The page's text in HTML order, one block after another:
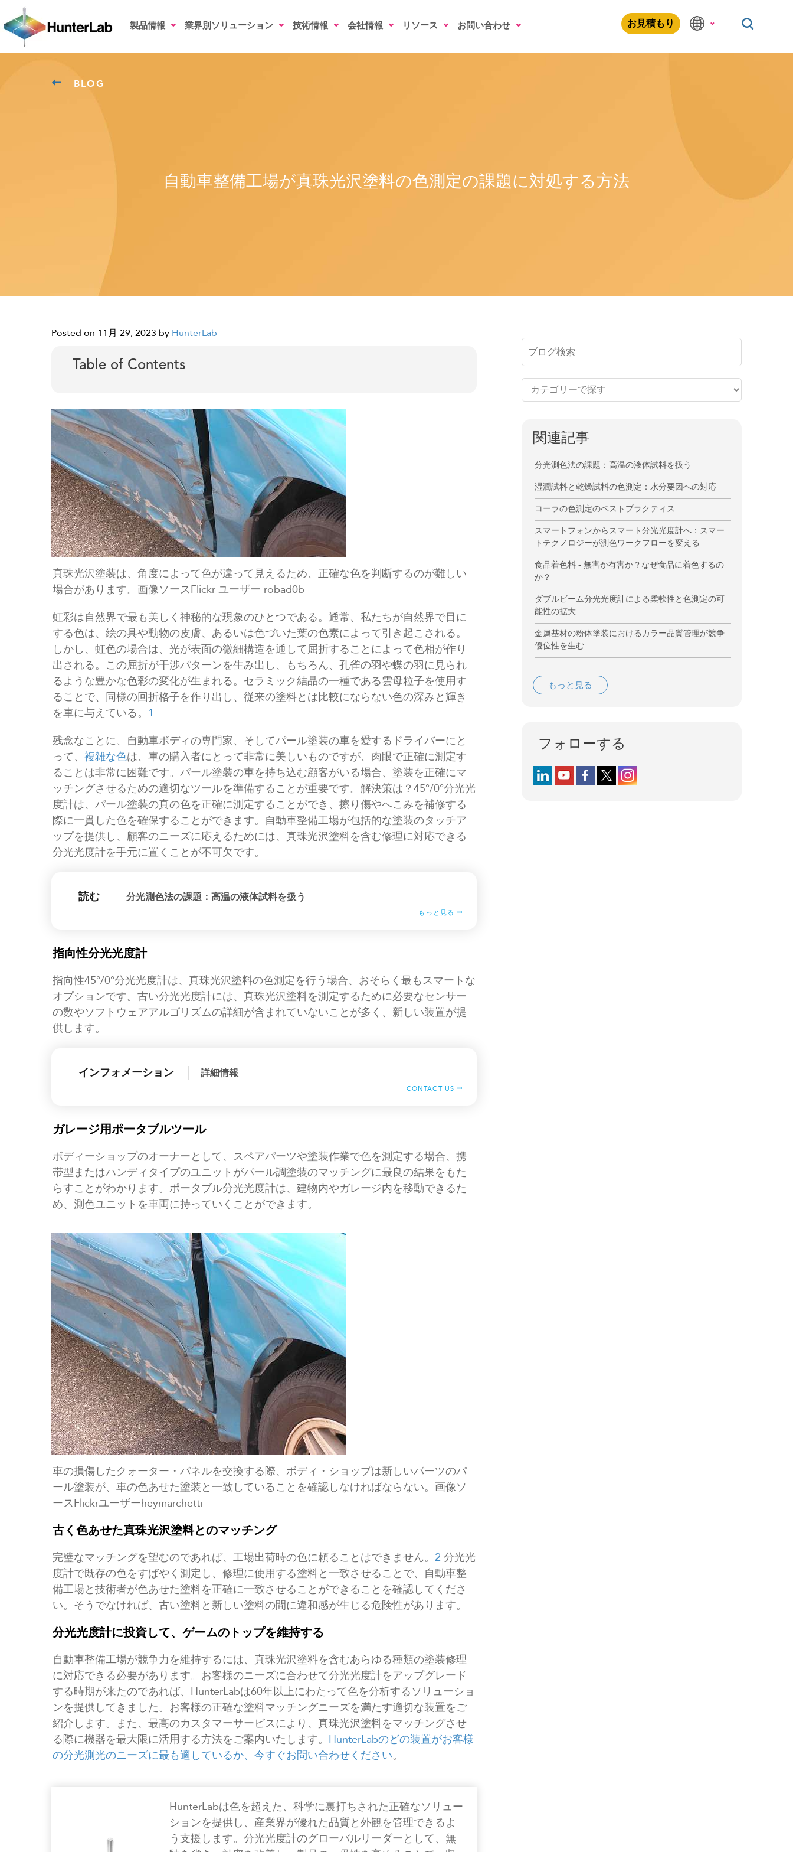
製品情報 業界別ソリューション 技術情報 会社情報 リソース お問い合わせ お見積もり
BLOG
自動車整備工場が真珠光沢塗料の色測定の課題に対処する方法
Posted on 11月 29, 2023 by HunterLab
Table of Contents
真珠光沢塗装は、角度によって色が違って見えるため、正確な色を判断するのが難しい
場合があります。画像ソースFlickr ユーザー robad0b
虹彩は自然界で最も美しく神秘的な現象のひとつである。通常、私たちが自然界で目に
する色は、絵の具や動物の皮膚、あるいは色づいた葉の色素によって引き起こされる。
しかし、虹色の場合は、光が表面の微細構造を通して屈折することによって色相が作り
出される。この屈折が干渉パターンを生み出し、もちろん、孔雀の羽や蝶の羽に見られ
るような豊かな色彩の変化が生まれる。セラミック結晶の一種である雲母粒子を使用す
ることで、同様の回折格子を作り出し、従来の塗料とは比較にならない色の深みと輝き
を車に与えている。 1
残念なことに、自動車ボディの専門家、そしてパール塗装の車を愛するドライバーにと
って、 複雑な色は、車の購入者にとって非常に美しいものですが、肉眼で正確に測定す
ることは非常に困難です。パール塗装の車を持ち込む顧客がいる場合、塗装を正確にマ
ッチングさせるための適切なツールを準備することが重要です。解決策は？45°/0°分光光
度計は、パール塗装の真の色を正確に測定することができ、擦り傷やへこみを補修する
際に一貫した色を確保することができます。自動車整備工場が包括的な塗装のタッチア
ップを提供し、顧客のニーズに応えるためには、真珠光沢塗料を含む修理に対応できる
分光光度計を手元に置くことが不可欠です。
読む 分光測色法の課題：高温の液体試料を扱う
もっと見る
指向性分光光度計
指向性45°/0°分光光度計は、真珠光沢塗料の色測定を行う場合、おそらく最もスマートな
オプションです。古い分光光度計には、真珠光沢塗料を測定するために必要なセンサー
の数やソフトウェアアルゴリズムの詳細が含まれていないことが多く、新しい装置が提
供します。
インフォメーション 詳細情報
CONTACT US
ガレージ用ポータブルツール
ボディーショップのオーナーとして、スペアパーツや塗装作業で色を測定する場合、携
帯型またはハンディタイプのユニットがパール調塗装のマッチングに最良の結果をもた
らすことがわかります。ポータブル分光光度計は、建物内やガレージ内を移動できるた
め、測色ユニットを車両に持っていくことができます。
車の損傷したクォーター・パネルを交換する際、ボディ・ショップは新しいパーツのパ
ール塗装が、車の色あせた塗装と一致していることを確認しなければならない。画像ソ
ースFlickrユーザーheymarchetti
古く色あせた真珠光沢塗料とのマッチング
完璧なマッチングを望むのであれば、工場出荷時の色に頼ることはできません。 2 分光光
度計で既存の色をすばやく測定し、修理に使用する塗料と一致させることで、自動車整
備工場と技術者が色あせた塗料を正確に一致させることができることを確認してくださ
い。そうでなければ、古い塗料と新しい塗料の間に違和感が生じる危険性があります。
分光光度計に投資して、ゲームのトップを維持する
自動車整備工場が競争力を維持するには、真珠光沢塗料を含むあらゆる種類の塗装修理
に対応できる必要があります。お客様のニーズに合わせて分光光度計をアップグレード
する時期が来たのであれば、HunterLabは60年以上にわたって色を分析するソリューショ
ンを提供してきました。お客様の正確な塗料マッチングニーズを満たす適切な装置をご
紹介します。また、最高のカスタマーサービスにより、真珠光沢塗料をマッチングさせ
る際に機器を最大限に活用する方法をご案内いたします。 HunterLabのどの装置がお客様
の分光測光のニーズに最も適しているか、今すぐお問い合わせください。
HunterLabは色を超えた、科学に裏打ちされた正確なソリュー
ションを提供し、産業界が優れた品質と外観を管理できるよ
う支援します。分光光度計のグローバルリーダーとして、無
関連記事
分光測色法の課題：高温の液体試料を扱う
湿潤試料と乾燥試料の色測定：水分要因への対応
コーラの色測定のベストプラクティス
スマートフォンからスマート分光光度計へ：スマー
トテクノロジーが測色ワークフローを変える
食品着色料 - 無害か有害か？なぜ食品に着色するの
か？
ダブルビーム分光光度計による柔軟性と色測定の可
能性の拡大
金属基材の粉体塗装におけるカラー品質管理が競争
優位性を生む
もっと見る
フォローする
Follow us on LinkedIn
Follow us on YouTube
Follow us on Facebook
Follow us on X (formerly Twitter)
Follow us on Instagram